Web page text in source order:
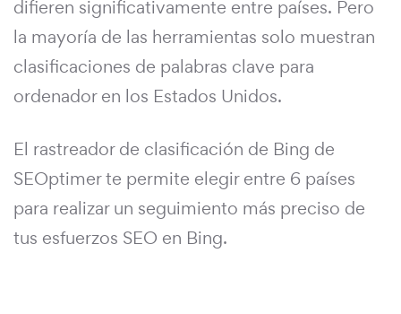
difieren significativamente entre países. Pero
la mayoría de las herramientas solo muestran
clasificaciones de palabras clave para
ordenador en los Estados Unidos.
El rastreador de clasificación de Bing de
SEOptimer te permite elegir entre 6 países
para realizar un seguimiento más preciso de
tus esfuerzos SEO en Bing.